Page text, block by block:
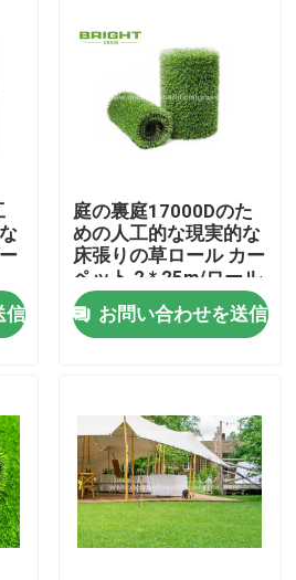
信
庭の裏庭17000Dのた
めの人工的な現実的な
床張りの草ロール カー
ペット 2 * 25m/ロール
お問い合わせを送信